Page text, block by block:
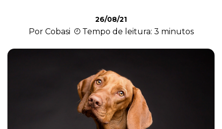
Curiosidades
Higiene
26/08/21
Por Cobasi Tempo de leitura: 3 minutos